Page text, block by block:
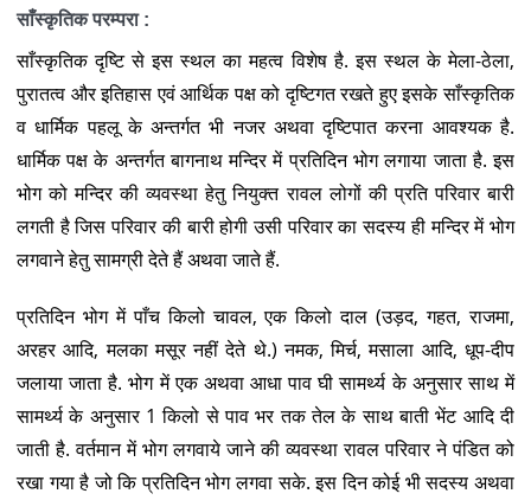
साँस्कृतिक परम्परा :
साँस्कृतिक दृष्टि से इस स्थल का महत्व विशेष है. इस स्थल के मेला-ठेला,
पुरातत्व और इतिहास एवं आर्थिक पक्ष को दृष्टिगत रखते हुए इसके साँस्कृतिक
व धार्मिक पहलू के अन्तर्गत भी नजर अथवा दृष्टिपात करना आवश्यक है.
धार्मिक पक्ष के अन्तर्गत बागनाथ मन्दिर में प्रतिदिन भोग लगाया जाता है. इस
भोग को मन्दिर की व्यवस्था हेतु नियुक्त रावल लोगों की प्रति परिवार बारी
लगती है जिस परिवार की बारी होगी उसी परिवार का सदस्य ही मन्दिर में भोग
लगवाने हेतु सामग्री देते हैं अथवा जाते हैं.
प्रतिदिन भोग में पाँच किलो चावल, एक किलो दाल (उड़द, गहत, राजमा,
अरहर आदि, मलका मसूर नहीं देते थे.) नमक, मिर्च, मसाला आदि, धूप-दीप
जलाया जाता है. भोग में एक अथवा आधा पाव घी सामर्थ्य के अनुसार साथ में
सामर्थ्य के अनुसार 1 किलो से पाव भर तक तेल के साथ बाती भेंट आदि दी
जाती है. वर्तमान में भोग लगवाये जाने की व्यवस्था रावल परिवार ने पंडित को
रखा गया है जो कि प्रतिदिन भोग लगवा सके. इस दिन कोई भी सदस्य अथवा